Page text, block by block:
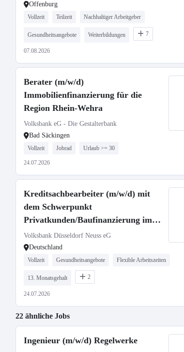
Offenburg
Vollzeit Teilzeit Nachhaltiger Arbeitgeber
Gesundheitsangebote Weiterbildungen 7
07.08.2026
Berater (m/w/d)
Immobilienfinanzierung für die
Region Rhein-Wehra
Volksbank eG - Die Gestalterbank
Bad Säckingen
Vollzeit Jobrad Urlaub >= 30
24.07.2026
Kreditsachbearbeiter (m/w/d) mit
dem Schwerpunkt
Privatkunden/Baufinanzierung im
Bestandsgeschäft
Volksbank Düsseldorf Neuss eG
Deutschland
Vollzeit Gesundheitsangebote Flexible Arbeitszeiten
13. Monatsgehalt 2
24.07.2026
22 ähnliche Jobs
Ingenieur (m/w/d) Regelwerke